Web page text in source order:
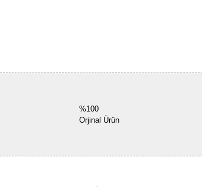
%100
Orjinal Ürün